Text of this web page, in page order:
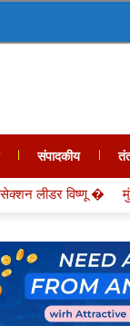
संपादकीय
मुंबई पोर्ट प्राधिकरण